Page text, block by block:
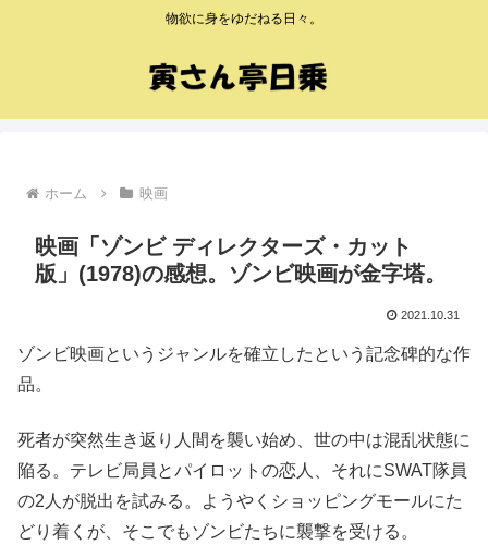
物欲に身をゆだねる日々。
ホーム 映画
映画「ゾンビ ディレクターズ・カット
版」(1978)の感想。ゾンビ映画が金字塔。
2021.10.31
ゾンビ映画というジャンルを確立したという記念碑的な作
品。
死者が突然生き返り人間を襲い始め、世の中は混乱状態に
陥る。テレビ局員とパイロットの恋人、それにSWAT隊員
の2人が脱出を試みる。ようやくショッピングモールにた
どり着くが、そこでもゾンビたちに襲撃を受ける。